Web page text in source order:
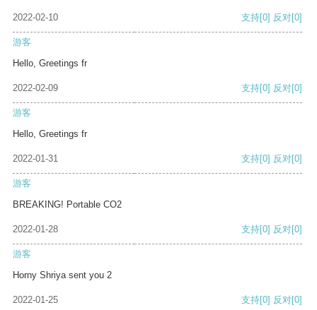
2022-02-10 支持[0] 反对[0]
游客
Hello, Greetings fr
2022-02-09 支持[0] 反对[0]
游客
Hello, Greetings fr
2022-01-31 支持[0] 反对[0]
游客
BREAKING! Portable CO2
2022-01-28 支持[0] 反对[0]
游客
Horny Shriya sent you 2
2022-01-25 支持[0] 反对[0]